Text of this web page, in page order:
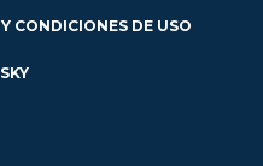
CONDICIONES DE USO